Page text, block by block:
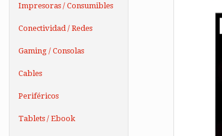
Impresoras / Consumibles
Conectividad / Redes
Gaming / Consolas
Cables
Periféricos
Tablets / Ebook